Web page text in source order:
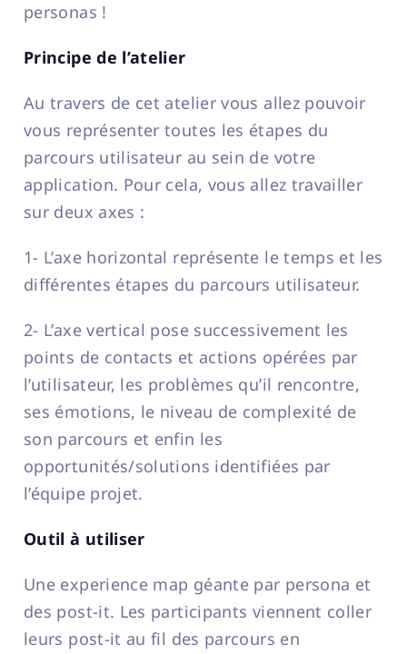
personas !
Principe de l’atelier
Au travers de cet atelier vous allez pouvoir
vous représenter toutes les étapes du
parcours utilisateur au sein de votre
application. Pour cela, vous allez travailler
sur deux axes :
1- L’axe horizontal représente le temps et les
différentes étapes du parcours utilisateur.
2- L’axe vertical pose successivement les
points de contacts et actions opérées par
l’utilisateur, les problèmes qu’il rencontre,
ses émotions, le niveau de complexité de
son parcours et enfin les
opportunités/solutions identifiées par
l’équipe projet.
Outil à utiliser
Une experience map géante par persona et
des post-it. Les participants viennent coller
leurs post-it au fil des parcours en